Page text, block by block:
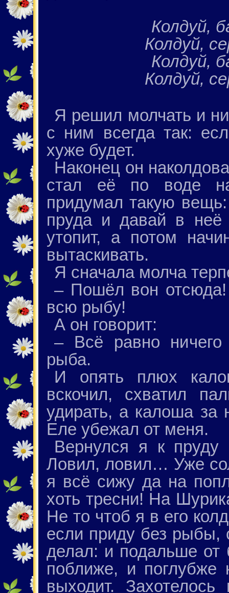
Колдуй,
Колдуй,
Колдуй,
Колдуй,
Я решил молчать и
с ним всегда так:
хуже будет.
Наконец он
стал её по воде
придумал такую
пруда и давай в
утопит, а потом
вытаскивать.
Я сначала молча
– Пошёл вон
всю рыбу!
А он говорит:
– Всё равно ничего
рыба.
И опять плюх
вскочил, схватил
удирать, а калоша за
Еле убежал от меня.
Вернулся я к
Ловил, ловил… Уже
я всё сижу да на
хоть тресни! На
Не то чтоб я в его
если приду без рыбы,
делал: и подальше от
поближе, и поглубже
выходит.